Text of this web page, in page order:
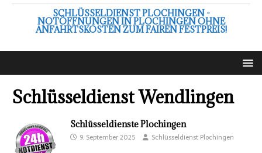
SCHLÜSSELDIENST PLOCHINGEN -
NOTÖFFNUNGEN IN PLOCHINGEN OHNE
ANFAHRTSKOSTEN ZUM FAIREN FESTPREIS!
Schlüsseldienst Wendlingen
Schlüsseldienste Plochingen
9. September 2025 Schlüsseldienst Plochingen